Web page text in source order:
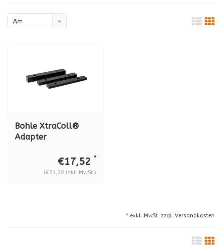
Am
Bohle XtraColl®
Adapter
für Applikator
BO5207939N,
€17,52 *
(€21,20 Inkl. MwSt.)
* exkl. MwSt. zzgl. Versandkosten